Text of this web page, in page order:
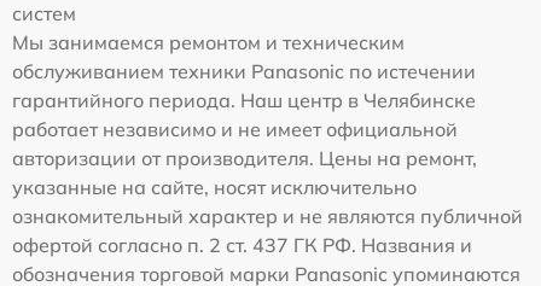
систем
Мы занимаемся ремонтом и техническим
обслуживанием техники Panasonic по истечении
гарантийного периода. Наш центр в Челябинске
работает независимо и не имеет официальной
авторизации от производителя. Цены на ремонт,
указанные на сайте, носят исключительно
ознакомительный характер и не являются публичной
офертой согласно п. 2 ст. 437 ГК РФ. Названия и
обозначения торговой марки Panasonic упоминаются